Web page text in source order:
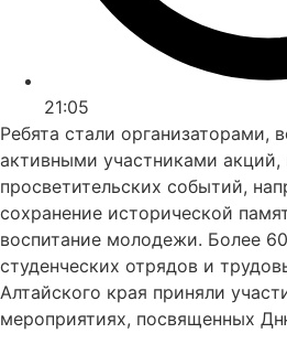
21:05
Ребята стали организаторами,
активными участниками акций,
просветительских событий,
сохранение исторической
воспитание молодежи. Более
студенческих отрядов и
Алтайского края приняли
мероприятиях, посвященных